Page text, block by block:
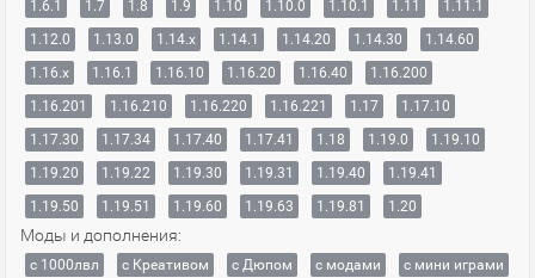
1.6.1
1.7 1.8 1.9 1.10 1.10.0 1.10.1 1.11
1.11.1
1.12.0
1.13.0 1.14.x 1.14.1 1.14.20 1.14.30
1.14.60
1.16.x
1.16.1 1.16.10 1.16.20 1.16.40
1.16.200
1.16.201
1.16.210 1.16.220 1.16.221 1.17
1.17.10
1.17.30
1.17.34 1.17.40 1.17.41 1.18 1.19.0
1.19.10
1.19.20
1.19.22 1.19.30 1.19.31 1.19.40
1.19.41
1.19.50
1.19.51 1.19.60 1.19.63 1.19.81 1.20
Моды и дополнения:
с 1000лвл c Креативом с Дюпом с модами
с мини играми